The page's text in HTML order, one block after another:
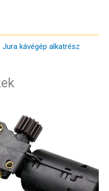
Jura kávégép alkatrész